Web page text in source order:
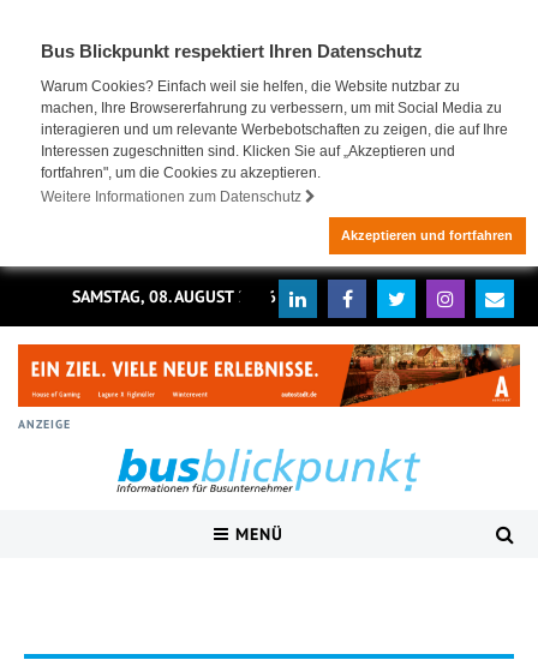
Bus Blickpunkt respektiert Ihren Datenschutz
Warum Cookies? Einfach weil sie helfen, die Website nutzbar zu
machen, Ihre Browsererfahrung zu verbessern, um mit Social Media zu
interagieren und um relevante Werbebotschaften zu zeigen, die auf Ihre
Interessen zugeschnitten sind. Klicken Sie auf „Akzeptieren und
fortfahren", um die Cookies zu akzeptieren.
Weitere Informationen zum Datenschutz
Akzeptieren und fortfahren
SAMSTAG, 08. AUGUST 2026
ANZEIGE
MENÜ